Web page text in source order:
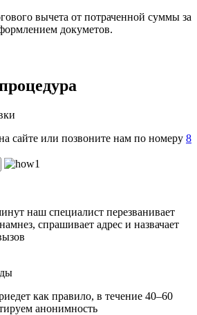
вычета от потраченной суммы за
докуметов.
сайте или позвоните нам по номеру 8
наш специалист перезванивает
спрашивает адрес и назвачает
как правило, в течение 40–60
анонимность